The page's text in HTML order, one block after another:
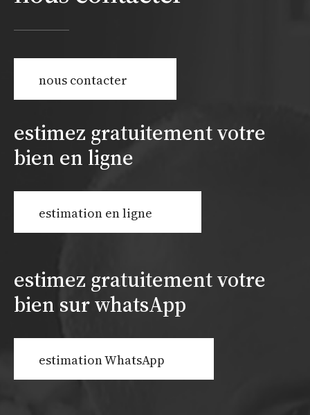
nous contacter
estimez gratuitement votre
bien en ligne
estimation en ligne
estimez gratuitement votre
bien sur whatsApp
estimation WhatsApp